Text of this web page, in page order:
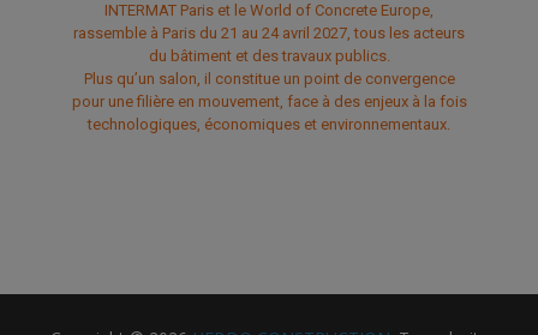
INTERMAT Paris et le World of Concrete Europe,
rassemble à Paris du 21 au 24 avril 2027, tous les acteurs
du bâtiment et des travaux publics.
Plus qu’un salon, il constitue un point de convergence
pour une filière en mouvement, face à des enjeux à la fois
technologiques, économiques et environnementaux.